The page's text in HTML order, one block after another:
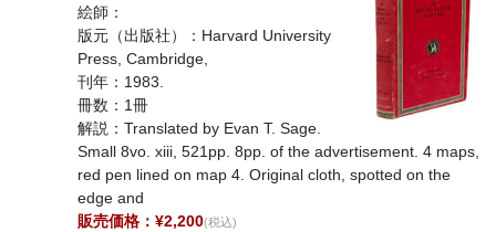
カート
発送・支払い方法
お問い合せ
絵師：
版元（出版社）：Harvard University
Press, Cambridge,
刊年：1983.
冊数：1冊
解説：Translated by Evan T. Sage.
Small 8vo. xiii, 521pp. 8pp. of the advertisement. 4 maps,
red pen lined on map 4. Original cloth, spotted on the
edge and
販売価格：¥2,200(税込)